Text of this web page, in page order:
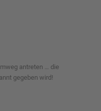
antreten … die
gegeben wird!